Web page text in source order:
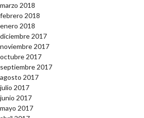
marzo 2018
febrero 2018
enero 2018
diciembre 2017
noviembre 2017
octubre 2017
septiembre 2017
agosto 2017
julio 2017
junio 2017
mayo 2017